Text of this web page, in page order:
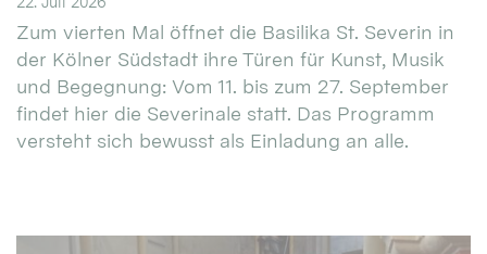
Zum vierten Mal öffnet die Basilika St. Severin in
der Kölner Südstadt ihre Türen für Kunst, Musik
und Begegnung: Vom 11. bis zum 27. September
findet hier die Severinale statt. Das Programm
versteht sich bewusst als Einladung an alle.